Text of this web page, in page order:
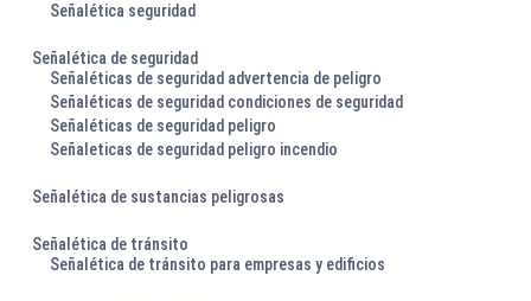
Señalética seguridad
Señalética de seguridad
Señaléticas de seguridad advertencia de peligro
Señaléticas de seguridad condiciones de seguridad
Señaléticas de seguridad peligro
Señaleticas de seguridad peligro incendio
Señalética de sustancias peligrosas
Señalética de tránsito
Señalética de tránsito para empresas y edificios